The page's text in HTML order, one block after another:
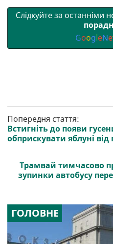
Слідкуйте за останніми
GoogleNe
Попередня стаття:
Встигніть до появи
обприскувати яблуні
Трамвай тимчасово
зупинки автобусу
ГОЛОВНЕ